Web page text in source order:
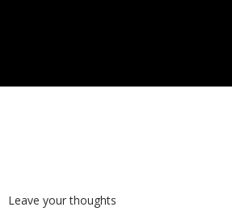
Leave your thoughts